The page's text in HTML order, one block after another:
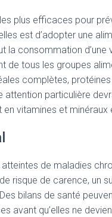
plus efficaces pour
est d’adopter une
la consommation d’une
de tous les groupes
complètes,
attention particulière
en vitamines et minéraux
de maladies
risque de carence, un
bilans de santé
avant qu’elles ne